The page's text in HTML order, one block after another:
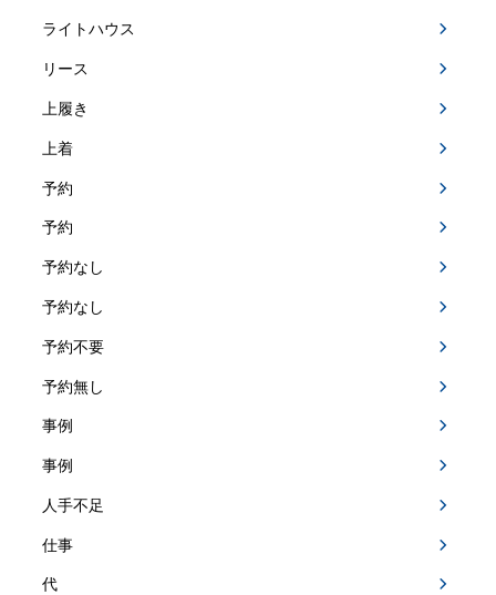
ライトハウス
リース
上履き
上着
予約
予約
予約なし
予約なし
予約不要
予約無し
事例
事例
人手不足
仕事
代